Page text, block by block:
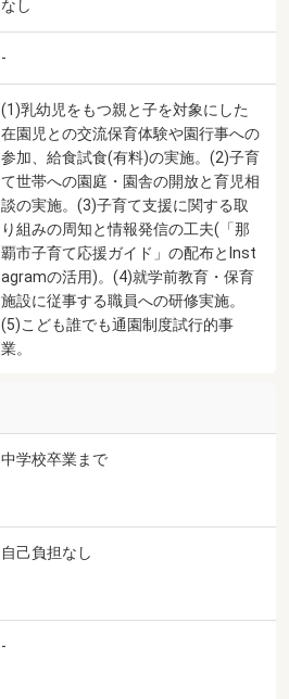
なし
-
(1)乳幼児をもつ親と子を対象にした
在園児との交流保育体験や園行事への
参加、給食試食(有料)の実施。(2)子育
て世帯への園庭・園舎の開放と育児相
談の実施。(3)子育て支援に関する取
り組みの周知と情報発信の工夫(「那
覇市子育て応援ガイド」の配布とInst
agramの活用)。(4)就学前教育・保育
施設に従事する職員への研修実施。
(5)こども誰でも通園制度試行的事
業。
中学校卒業まで
自己負担なし
-